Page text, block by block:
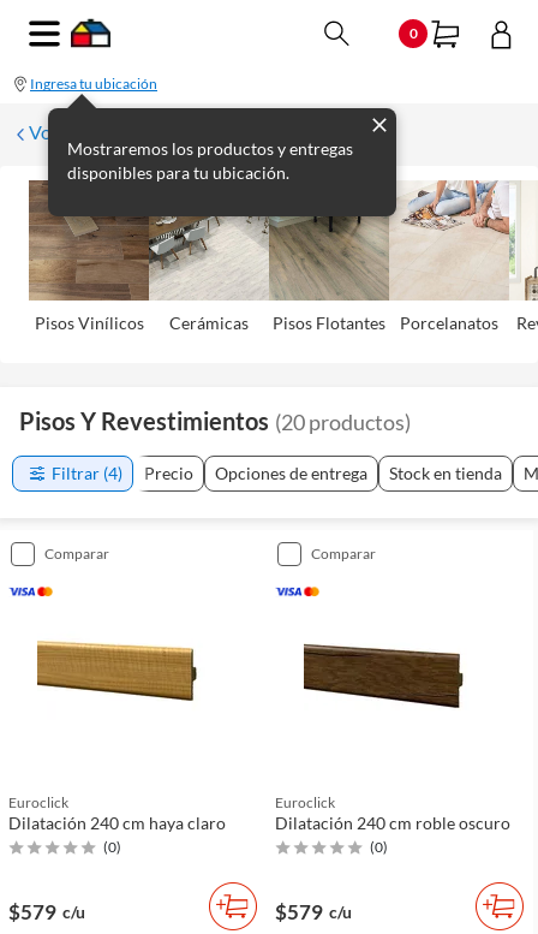
0
Ingresa tu ubicación
Mostraremos los productos y entregas
disponibles para tu ubicación.
Volver
Pisos Viní­licos Cerámicas Pisos Flotantes Porcelanatos
Pisos Y Revestimientos (20productos)
Filtrar (4) Precio Opciones de entrega Stock en tienda
comparar
Euroclick
Dilatación 240 cm haya claro
(0)
$579 c/u
comparar
Euroclick
Dilatación 240 cm roble oscuro
(0)
$579 c/u